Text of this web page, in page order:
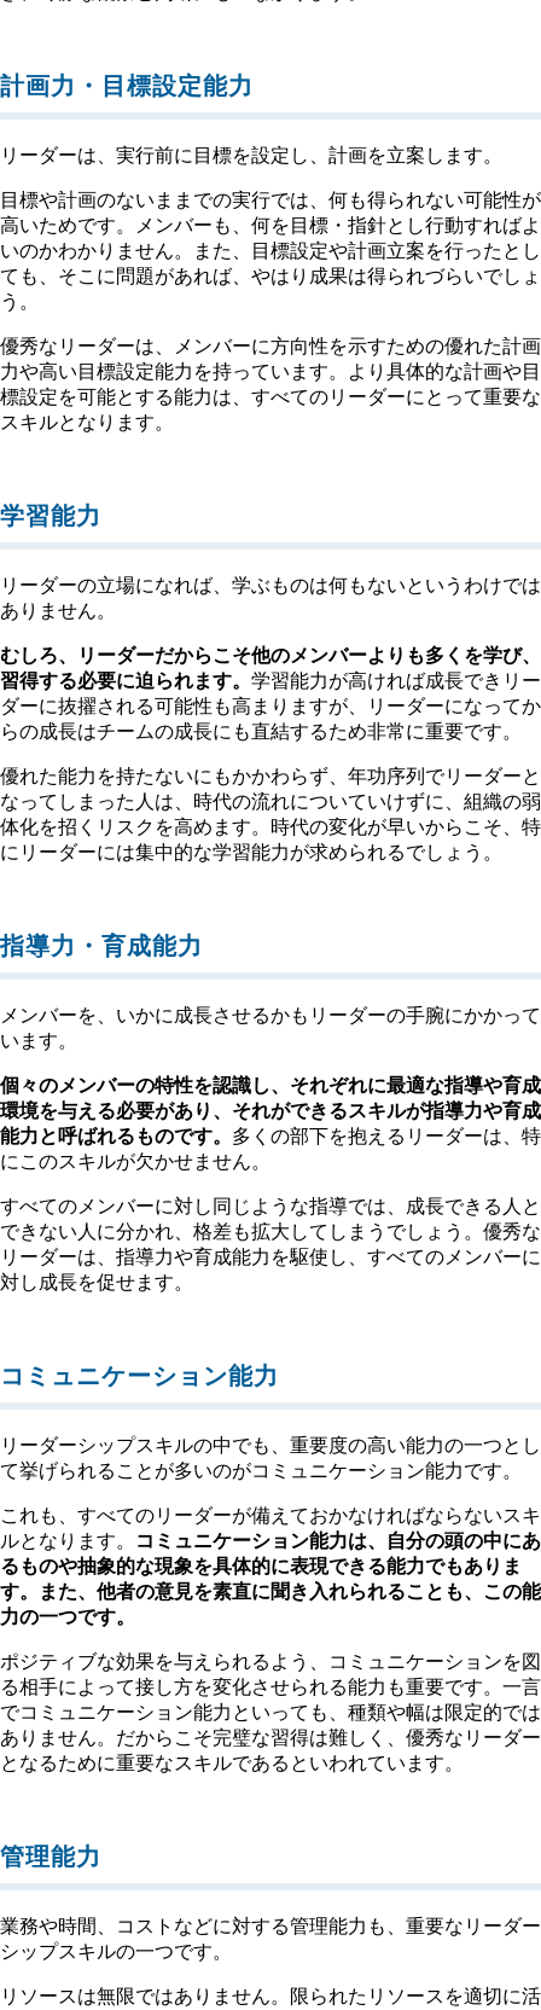
計画力・目標設定能力
リーダーは、実行前に目標を設定し、計画を立案します。
目標や計画のないままでの実行では、何も得られない可能性が
高いためです。メンバーも、何を目標・指針とし行動すればよ
いのかわかりません。また、目標設定や計画立案を行ったとし
ても、そこに問題があれば、やはり成果は得られづらいでしょ
う。
優秀なリーダーは、メンバーに方向性を示すための優れた計画
力や高い目標設定能力を持っています。より具体的な計画や目
標設定を可能とする能力は、すべてのリーダーにとって重要な
スキルとなります。
学習能力
リーダーの立場になれば、学ぶものは何もないというわけでは
ありません。
むしろ、リーダーだからこそ他のメンバーよりも多くを学び、
習得する必要に迫られます。 学習能力が高ければ成長できリー
ダーに抜擢される可能性も高まりますが、リーダーになってか
らの成長はチームの成長にも直結するため非常に重要です。
優れた能力を持たないにもかかわらず、年功序列でリーダーと
なってしまった人は、時代の流れについていけずに、組織の弱
体化を招くリスクを高めます。時代の変化が早いからこそ、特
にリーダーには集中的な学習能力が求められるでしょう。
指導力・育成能力
メンバーを、いかに成長させるかもリーダーの手腕にかかって
います。
個々のメンバーの特性を認識し、それぞれに最適な指導や育成
環境を与える必要があり、それができるスキルが指導力や育成
能力と呼ばれるものです。 多くの部下を抱えるリーダーは、特
にこのスキルが欠かせません。
すべてのメンバーに対し同じような指導では、成長できる人と
できない人に分かれ、格差も拡大してしまうでしょう。優秀な
リーダーは、指導力や育成能力を駆使し、すべてのメンバーに
対し成長を促せます。
コミュニケーション能力
リーダーシップスキルの中でも、重要度の高い能力の一つとし
て挙げられることが多いのがコミュニケーション能力です。
これも、すべてのリーダーが備えておかなければならないスキ
ルとなります。
コミュニケーション能力は、自分の頭の中にあ
るものや抽象的な現象を具体的に表現できる能力でもありま
す。また、他者の意見を素直に聞き入れられることも、この能
力の一つです。
ポジティブな効果を与えられるよう、コミュニケーションを図
る相手によって接し方を変化させられる能力も重要です。一言
でコミュニケーション能力といっても、種類や幅は限定的では
ありません。だからこそ完璧な習得は難しく、優秀なリーダー
となるために重要なスキルであるといわれています。
管理能力
業務や時間、コストなどに対する管理能力も、重要なリーダー
シップスキルの一つです。
リソースは無限ではありません。限られたリソースを適切に活